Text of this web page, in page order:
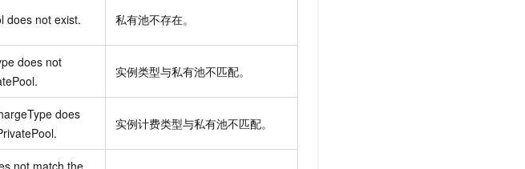
does not exist. 私有池不存在。
does not
实例类型与私有池不匹配。
does
实例计费类型与私有池不匹配。
not match the